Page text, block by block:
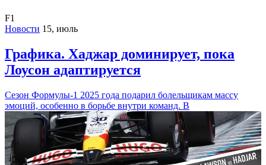
F1
Новости 15, июль
Графика. Хаджар доминирует, пока
Лоусон адаптируется
Сезон Формулы-1 2025 года подарил болельщикам массу
эмоций, особенно в борьбе внутри команд. В